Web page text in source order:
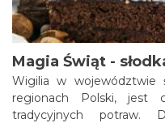
dziedzictwo w śląskim
czeskie, austriackie, czy
przełożyła się na
kuchnię, w której każdy
Magia Świąt -
Wigilia w województwie
regionach Polski, jest
tradycyjnych potraw.